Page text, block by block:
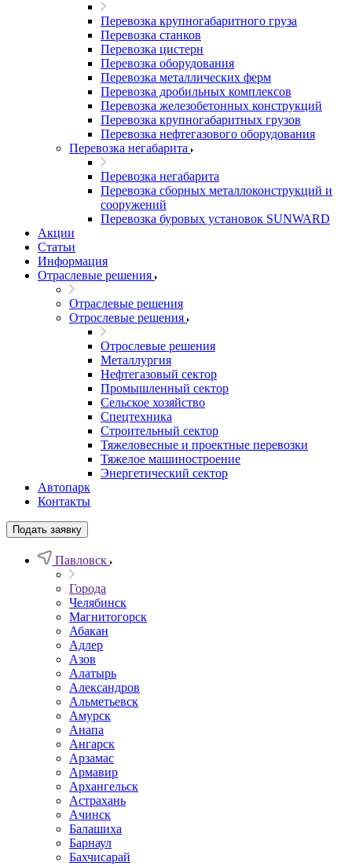
Перевозка крупногабаритного груза
Перевозка станков
Перевозка цистерн
Перевозка оборудования
Перевозка металлических ферм
Перевозка дробильных комплексов
Перевозка железобетонных конструкций
Перевозка крупногабаритных грузов
Перевозка нефтегазового оборудования
Перевозка негабарита
Перевозка негабарита
Перевозка сборных металлоконструкций и
сооружений
Перевозка буровых установок SUNWARD
Акции
Статьи
Информация
Отраслевые решения
Отраслевые решения
Отрослевые решения
Отрослевые решения
Металлургия
Нефтегазовый сектор
Промышленный сектор
Сельское хозяйство
Спецтехника
Строительный сектор
Тяжеловесные и проектные перевозки
Тяжелое машиностроение
Энергетический сектор
Автопарк
Контакты
Подать заявку
Павловск
Города
Челябинск
Магнитогорск
Абакан
Адлер
Азов
Алатырь
Александров
Альметьевск
Амурск
Анапа
Ангарск
Арзамас
Армавир
Архангельск
Астрахань
Ачинск
Балашиха
Барнаул
Бахчисарай